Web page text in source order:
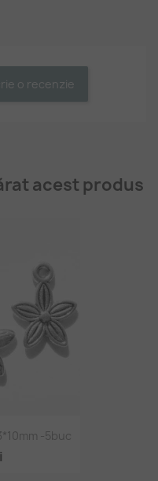
o recenzie
acest produs
-5buc